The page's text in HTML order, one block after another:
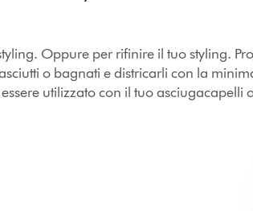
Oppure per rifinire il tuo styling.
o bagnati e districarli con la
utilizzato con il tuo asciugacapelli